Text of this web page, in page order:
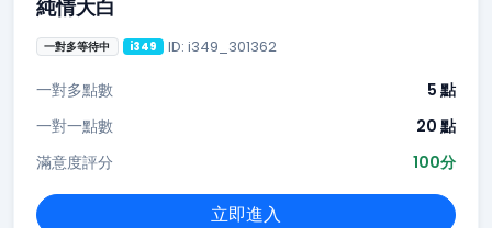
純情大白
一對多等待中 i349 ID: i349_301362
一對多點數
5 點
一對一點數
20 點
滿意度評分
100分
立即進入